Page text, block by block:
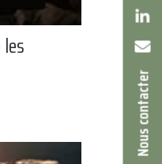
Nous contacter